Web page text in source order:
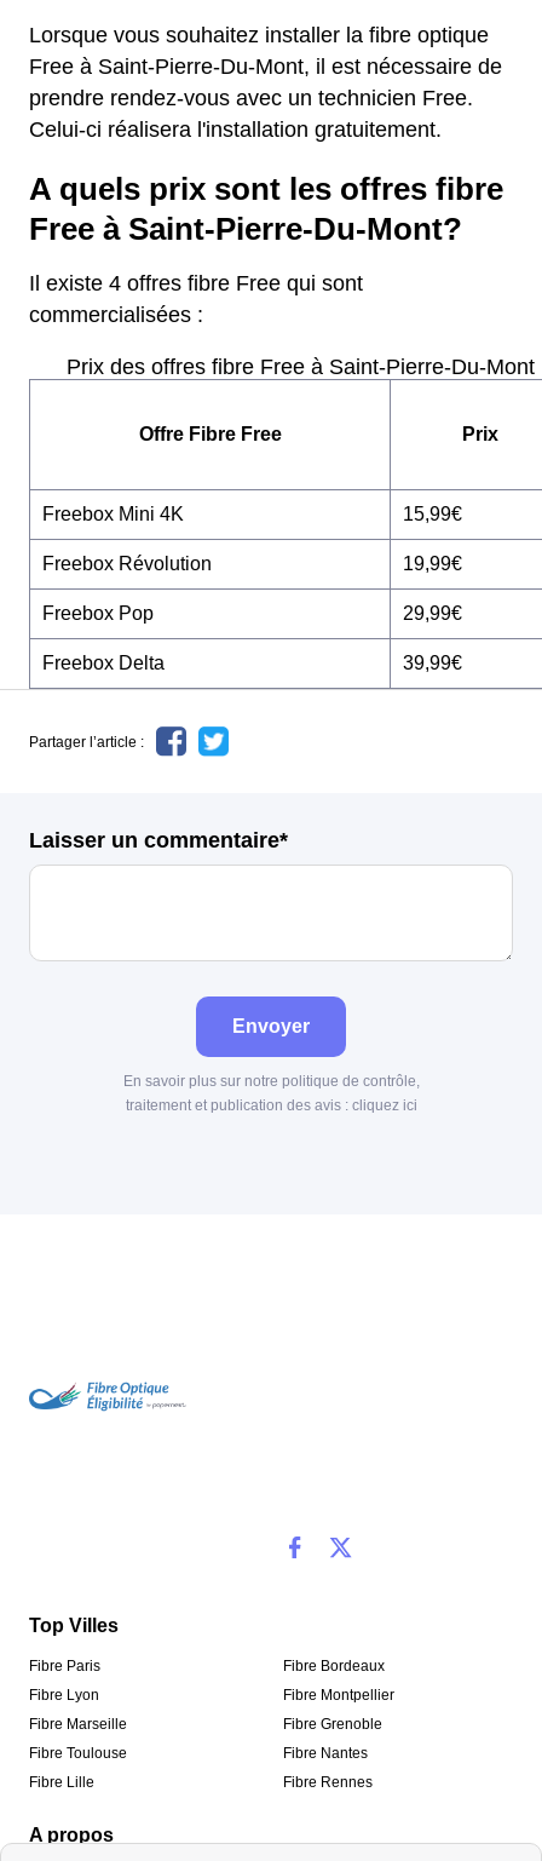
Lorsque vous souhaitez installer la fibre optique
Free à Saint-Pierre-Du-Mont, il est nécessaire de
prendre rendez-vous avec un technicien Free.
Celui-ci réalisera l'installation gratuitement.
A quels prix sont les offres fibre
Free à Saint-Pierre-Du-Mont?
Il existe 4 offres fibre Free qui sont
commercialisées :
Prix des offres fibre Free à Saint-Pierre-Du-Mont
Offre Fibre Free Prix
Freebox Mini 4K 15,99€
Freebox Révolution 19,99€
Freebox Pop 29,99€
Freebox Delta 39,99€
Partager l’article :
Laisser un commentaire*
Envoyer
En savoir plus sur notre politique de contrôle,
traitement et publication des avis : cliquez ici
Top Villes
Fibre Paris
Fibre Lyon
Fibre Marseille
Fibre Toulouse
Fibre Lille
Fibre Bordeaux
Fibre Montpellier
Fibre Grenoble
Fibre Nantes
Fibre Rennes
A propos